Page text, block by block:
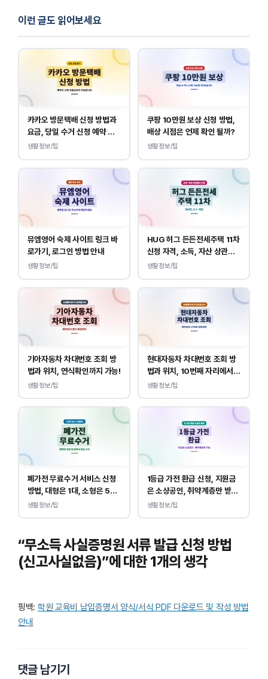
이런 글도 읽어보세요
카카오 방문택배 신청 방법과
요금, 당일 수거 신청 예약 안
내
생활정보/팁
쿠팡 10만원 보상 신청 방법,
배상 시점은 언제 확인 될까?
생활정보/팁
뮤엠영어 숙제 사이트 링크 바
로가기, 로그인 방법 안내
생활정보/팁
HUG 허그 든든전세주택 11차
신청 자격, 소득, 자산 상관없
이 가능합니다.
생활정보/팁
기아자동차 차대번호 조회 방
법과 위치, 연식확인까지 가능!
생활정보/팁
현대자동차 차대번호 조회 방
법과 위치, 10번째 자리에서
연식 확인!
생활정보/팁
폐가전 무료수거 서비스 신청
방법, 대형은 1대, 소형은 5개
부터 무상입니다.
생활정보/팁
1등급 가전 환급 신청, 지원금
은 소상공인, 취약계층만 받
을 수 있습니다.
생활정보/팁
“무소득 사실증명원 서류 발급 신청 방법
(신고사실없음)”에 대한 1개의 생각
핑백: 학원 교육비 납입증명서 양식/서식 PDF 다운로드 및 작성 방법
안내
댓글 남기기